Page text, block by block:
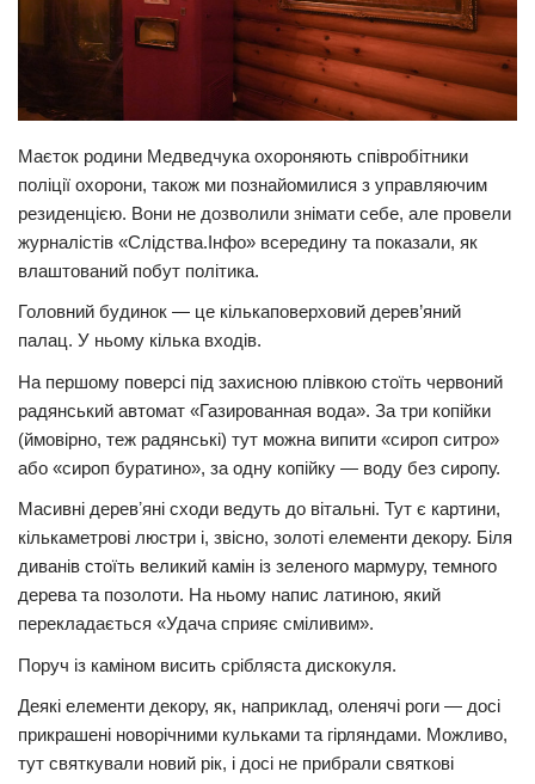
Маєток родини Медведчука охороняють співробітники
поліції охорони, також ми познайомилися з управляючим
резиденцією. Вони не дозволили знімати себе, але провели
журналістів «Слідства.Інфо» всередину та показали, як
влаштований побут політика.
Головний будинок — це кількаповерховий дерев’яний
палац. У ньому кілька входів.
На першому поверсі під захисною плівкою стоїть червоний
радянський автомат «Газированная вода». За три копійки
(ймовірно, теж радянські) тут можна випити «сироп ситро»
або «сироп буратино», за одну копійку — воду без сиропу.
Масивні деревʼяні сходи ведуть до вітальні. Тут є картини,
кількаметрові люстри і, звісно, золоті елементи декору. Біля
диванів стоїть великий камін із зеленого мармуру, темного
дерева та позолоти. На ньому напис латиною, який
перекладається «Удача сприяє сміливим».
Поруч із каміном висить срібляста дискокуля.
Деякі елементи декору, як, наприклад, оленячі роги — досі
прикрашені новорічними кульками та гірляндами. Можливо,
тут святкували новий рік, і досі не прибрали святкові